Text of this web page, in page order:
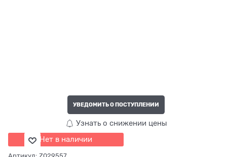
УВЕДОМИТЬ О ПОСТУПЛЕНИИ
Узнать о снижении цены
Нет в наличии